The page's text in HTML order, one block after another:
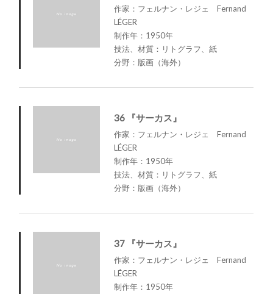
作家：フェルナン・レジェ Fernand
LÉGER
制作年：1950年
技法、材質：リトグラフ、紙
分野：版画（海外）
36 『サーカス』
作家：フェルナン・レジェ Fernand
LÉGER
制作年：1950年
技法、材質：リトグラフ、紙
分野：版画（海外）
37 『サーカス』
作家：フェルナン・レジェ Fernand
LÉGER
制作年：1950年